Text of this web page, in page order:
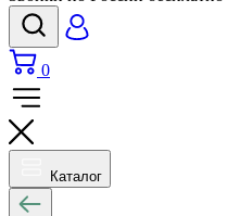
0
Каталог